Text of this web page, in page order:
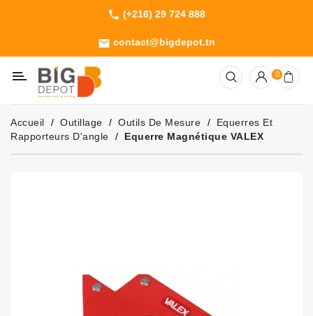
phone (+216) 29 724 888
email contact@bigdepot.tn
Machines
Outillage
Jardinage
Consommables
0
Accueil Outillage Outils De Mesure
Equerres Et
Rapporteurs D'angle
Equerre Magnétique VALEX